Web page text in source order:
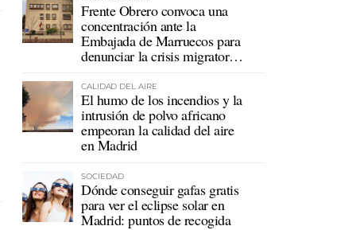
Frente Obrero convoca una
concentración ante la
Embajada de Marruecos para
denunciar la crisis migratoria
CALIDAD DEL AIRE
El humo de los incendios y la
intrusión de polvo africano
empeoran la calidad del aire
en Madrid
SOCIEDAD
Dónde conseguir gafas gratis
para ver el eclipse solar en
Madrid: puntos de recogida